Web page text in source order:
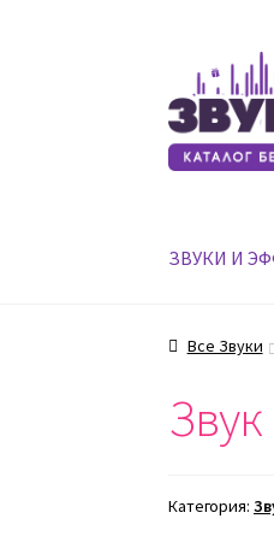
Перейти
к
навигации
Перейти
к
ЗВУКИ И
Все Звуки
Категория: